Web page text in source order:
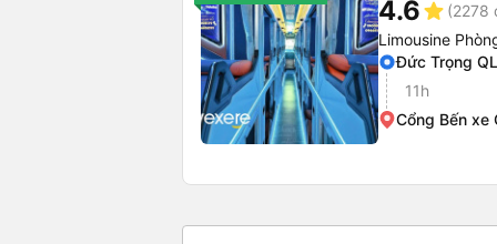
4.6star (2278
Limousine
Đức Trọng
11h
Cổng Bến xe